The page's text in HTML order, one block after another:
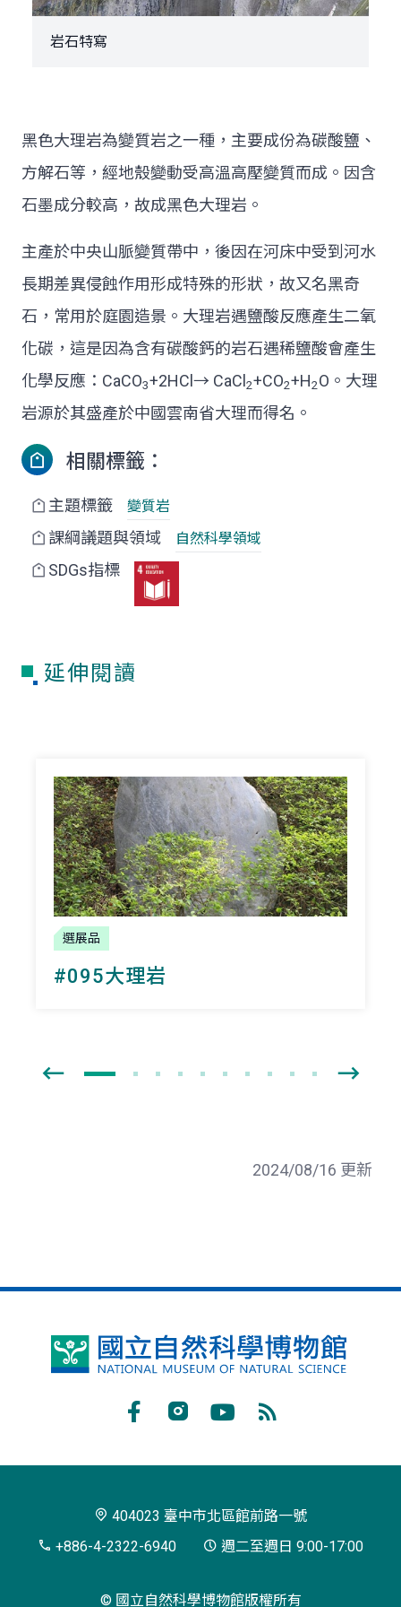
岩石特寫
黑色大理岩為變質岩之一種，主要成份為碳酸鹽、
方解石等，經地殼變動受高溫高壓變質而成。因含
石墨成分較高，故成黑色大理岩。
主產於中央山脈變質帶中，後因在河床中受到河水
長期差異侵蝕作用形成特殊的形狀，故又名黑奇
石，常用於庭園造景。大理岩遇鹽酸反應產生二氧
化碳，這是因為含有碳酸鈣的岩石遇稀鹽酸會產生
化學反應：CaCO3+2HCl→ CaCl 2+CO2+H2O。大理
岩源於其盛產於中國雲南省大理而得名。
相關標籤：
主題標籤 變質岩
課綱議題與領域 自然科學領域
SDGs指標
延伸閱讀
選展品
#095大理岩
2024/08/16 更新
國
博
閱
404023 臺中市北區館前路一號
+886-4-2322-6940
週二至週日 9:00-17:00
© 國立自然科學博物館版權所有